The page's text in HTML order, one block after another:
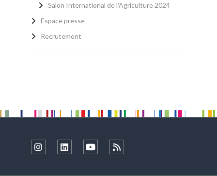
Salon International de l'Agriculture 2024
Espace presse
Recrutement